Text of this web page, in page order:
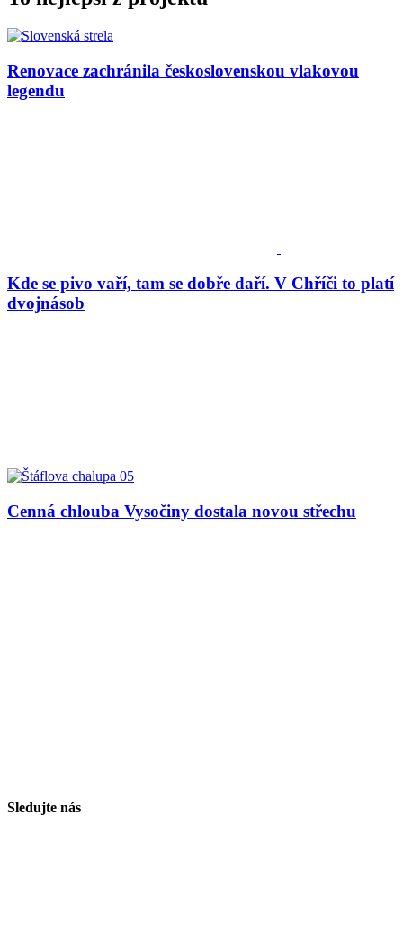
Renovace zachránila československou vlakovou
legendu
Kde se pivo vaří, tam se dobře daří. V Chříči to platí
dvojnásob
Cenná chlouba Vysočiny dostala novou střechu
Sledujte nás